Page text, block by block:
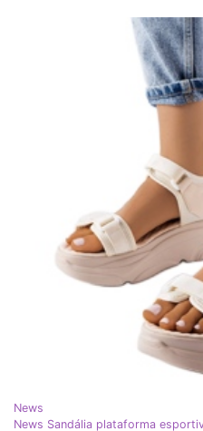
News
News Sandália plataforma